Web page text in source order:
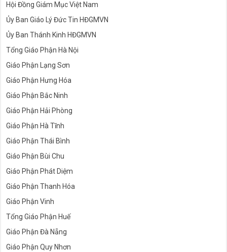
Hội Đồng Giám Mục Việt Nam
Ủy Ban Giáo Lý Đức Tin HĐGMVN
Ủy Ban Thánh Kinh HĐGMVN
Tổng Giáo Phận Hà Nội
Giáo Phận Lạng Sơn
Giáo Phận Hưng Hóa
Giáo Phận Bắc Ninh
Giáo Phận Hải Phòng
Giáo Phận Hà Tĩnh
Giáo Phận Thái Bình
Giáo Phận Bùi Chu
Giáo Phận Phát Diệm
Giáo Phận Thanh Hóa
Giáo Phận Vinh
Tổng Giáo Phận Huế
Giáo Phận Đà Nẵng
Giáo Phận Quy Nhơn